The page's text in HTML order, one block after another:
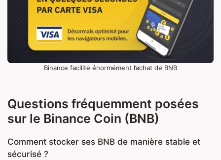
Binance facilite énormément l’achat de BNB
Questions fréquemment posées
sur le Binance Coin (BNB)
Comment stocker ses BNB de manière stable et
sécurisé ?